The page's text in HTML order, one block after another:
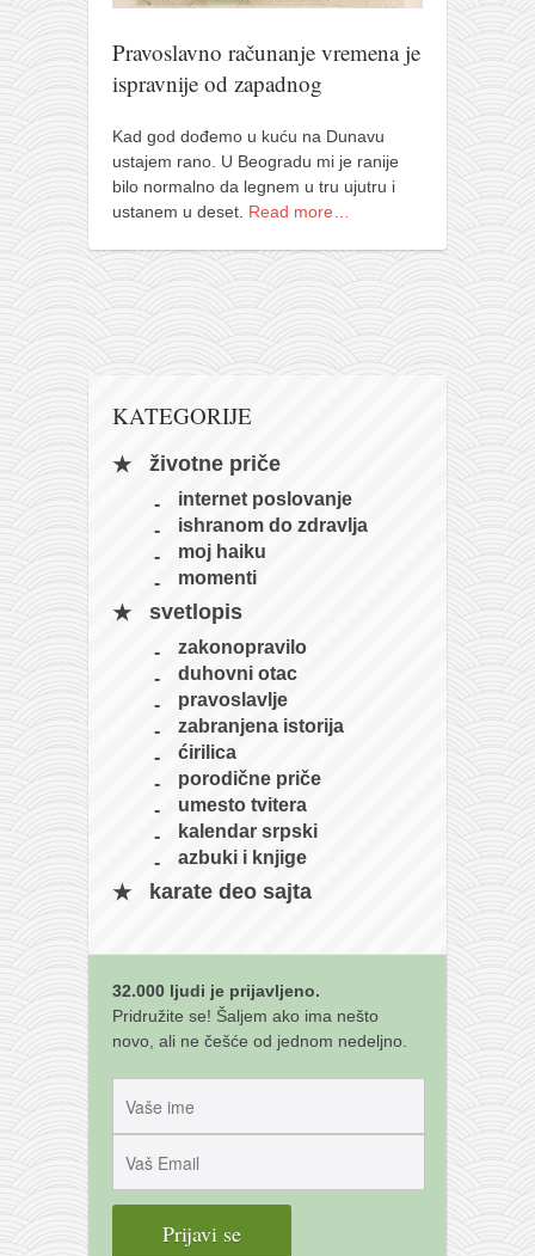
istorija karatea
bubishi
kihon
naihanchi
kushanku
passai
temashiwari
kobudo
nunchaku
bo
timbei rochin
tsunami dojo
program
snimci nastupa
galerija kluba
članarina
kontakt
besplatna e-knjiga
termini treninga
moja priča
fotke
kontakt
Pravoslavno računanje vremena je
ispravnije od zapadnog
Kad god dođemo u kuću na Dunavu
ustajem rano. U Beogradu mi je ranije
bilo normalno da legnem u tru ujutru i
ustanem u deset. Read more…
KATEGORIJE
životne priče
internet poslovanje
ishranom do zdravlja
moj haiku
momenti
svetlopis
zakonopravilo
duhovni otac
pravoslavlje
zabranjena istorija
ćirilica
porodične priče
umesto tvitera
kalendar srpski
azbuki i knjige
karate deo sajta
32.000 ljudi je prijavljeno.
Pridružite se! Šaljem ako ima nešto
novo, ali ne češće od jednom nedeljno.